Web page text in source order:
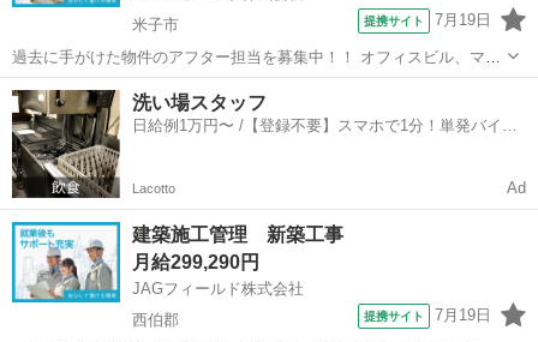
米子市
提携サイト 7月19日
過去に手がけた物件のアフター担当を募集中！！ オフィスビル、マン
ション、商業施設 ◆工程管理・品質管理・安全管理 ◆定期点検
◆顧客ヒアリング ◆見積書の作成 ◆営繕・小修繕の手配 ◆
施工図修正 Aut...
鳥取 米子市 大工
洗い場スタッフ
日給例1万円〜 /【登録不要】スマホで1分！単発バイト
Lacotto Ad
建築施工管理 新築工事
月給299,290円
JAGフィールド株式会社
西伯郡
提携サイト 7月19日